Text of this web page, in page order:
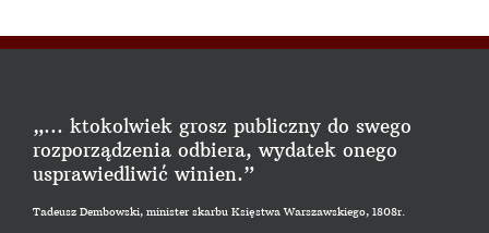
„... ktokolwiek grosz publiczny do swego
rozporządzenia odbiera, wydatek onego
usprawiedliwić winien.”
Tadeusz Dembowski, minister skarbu Księstwa Warszawskiego, 1808r.